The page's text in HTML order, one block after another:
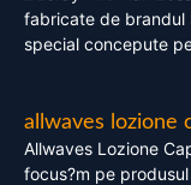
fabricate de brandul
special concepute
allwaves lozione
Allwaves Lozione
focus?m pe produsul